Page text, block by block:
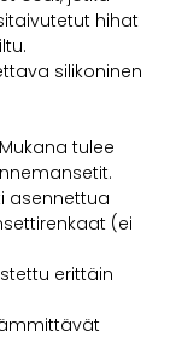
hihat
silikoninen
tulee
asennettua
(ei
erittäin